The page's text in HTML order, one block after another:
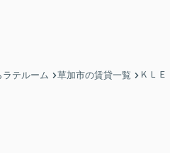
テルーム 草加市の賃貸一覧 ＫＬ